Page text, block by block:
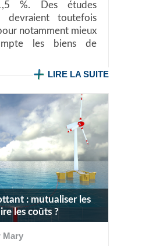
%. Des études
devraient toutefois
notamment mieux
les biens de
LIRE LA SUITE
: mutualiser les
les coûts ?
Mary